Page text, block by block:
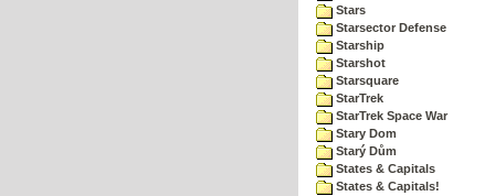
Stars
Starsector Defense
Starship
Starshot
Starsquare
StarTrek
StarTrek Space War
Stary Dom
Starý Dům
States & Capitals
States & Capitals!